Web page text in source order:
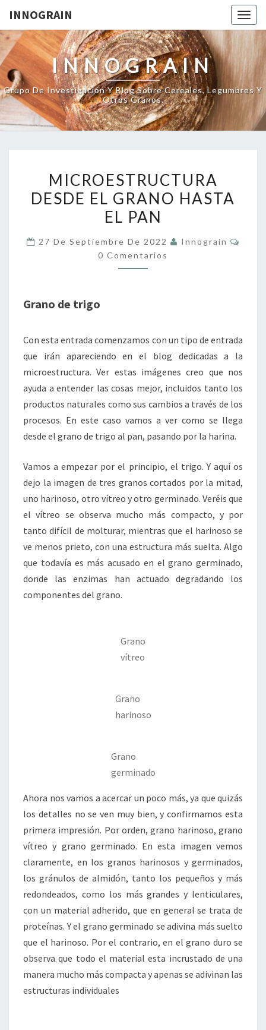
INNOGRAIN
INNOGRAIN
Grupo De Investigación Y Blog Sobre Cereales, Legumbres Y
Otros Granos.
DESDE
EL
GRANO
EL
MICROESTRUCTURA
DESDE EL GRANO HASTA
EL PAN
27 De Septiembre De 2022 Innograin
0 Comentarios
Grano de trigo
Con esta entrada comenzamos con un tipo de entrada
que irán apareciendo en el blog dedicadas a la
microestructura. Ver estas imágenes creo que nos
ayuda a entender las cosas mejor, incluidos tanto los
productos naturales como sus cambios a través de los
procesos. En este caso vamos a ver como se llega
desde el grano de trigo al pan, pasando por la harina.
Vamos a empezar por el principio, el trigo. Y aquí os
dejo la imagen de tres granos cortados por la mitad,
uno harinoso, otro vítreo y otro germinado. Veréis que
el vítreo se observa mucho más compacto, y por
tanto difícil de molturar, mientras que el harinoso se
ve menos prieto, con una estructura más suelta. Algo
que todavía es más acusado en el grano germinado,
donde las enzimas han actuado degradando los
componentes del grano.
Grano
vítreo
Grano
harinoso
Grano
germinado
Ahora nos vamos a acercar un poco más, ya que quizás
los detalles no se ven muy bien, y confirmamos esta
primera impresión. Por orden, grano harinoso, grano
vítreo y grano germinado. En esta imagen vemos
claramente, en los granos harinosos y germinados,
los gránulos de almidón, tanto los pequeños y más
redondeados, como los más grandes y lenticulares,
con un material adherido, que en general se trata de
proteínas. Y el grano germinado se adivina más suelto
que el harinoso. Por el contrario, en el grano duro se
observa que todo el material esta incrustado de una
manera mucho más compacta y apenas se adivinan las
estructuras individuales